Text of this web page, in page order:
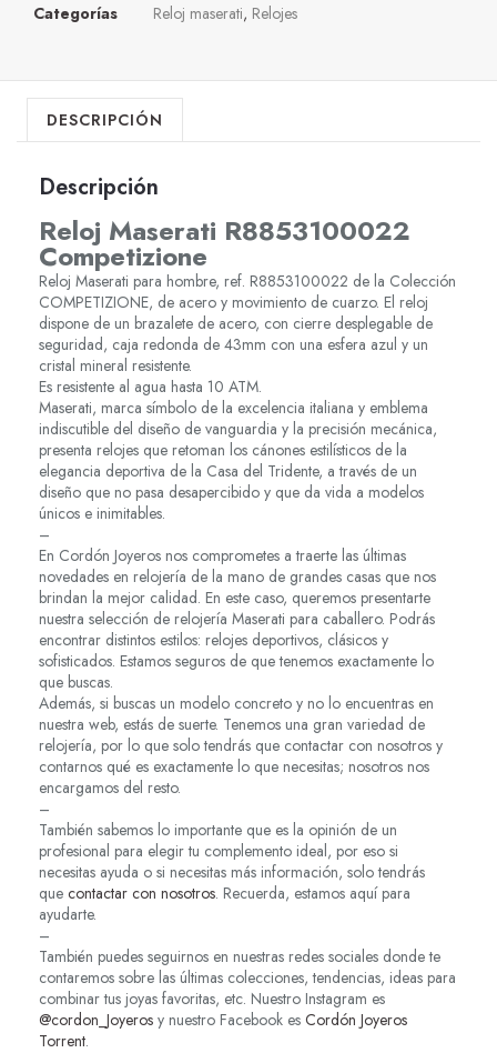
Categorías
Reloj maserati, Relojes
DESCRIPCIÓN
Descripción
Reloj Maserati R8853100022
Competizione
Reloj Maserati para hombre, ref. R8853100022 de la Colección
COMPETIZIONE, de acero y movimiento de cuarzo. El reloj
dispone de un brazalete de acero, con cierre desplegable de
seguridad, caja redonda de 43mm con una esfera azul y un
cristal mineral resistente.
Es resistente al agua hasta 10 ATM.
Maserati, marca símbolo de la excelencia italiana y emblema
indiscutible del diseño de vanguardia y la precisión mecánica,
presenta relojes que retoman los cánones estilísticos de la
elegancia deportiva de la Casa del Tridente, a través de un
diseño que no pasa desapercibido y que da vida a modelos
únicos e inimitables.
–
En Cordón Joyeros nos comprometes a traerte las últimas
novedades en relojería de la mano de grandes casas que nos
brindan la mejor calidad. En este caso, queremos presentarte
nuestra selección de relojería Maserati para caballero. Podrás
encontrar distintos estilos: relojes deportivos, clásicos y
sofisticados. Estamos seguros de que tenemos exactamente lo
que buscas.
Además, si buscas un modelo concreto y no lo encuentras en
nuestra web, estás de suerte. Tenemos una gran variedad de
relojería, por lo que solo tendrás que contactar con nosotros y
contarnos qué es exactamente lo que necesitas; nosotros nos
encargamos del resto.
–
También sabemos lo importante que es la opinión de un
profesional para elegir tu complemento ideal, por eso si
necesitas ayuda o si necesitas más información, solo tendrás
que contactar con nosotros. Recuerda, estamos aquí para
ayudarte.
–
También puedes seguirnos en nuestras redes sociales donde te
contaremos sobre las últimas colecciones, tendencias, ideas para
combinar tus joyas favoritas, etc. Nuestro Instagram es
@cordon_Joyeros y nuestro Facebook es Cordón Joyeros
Torrent.